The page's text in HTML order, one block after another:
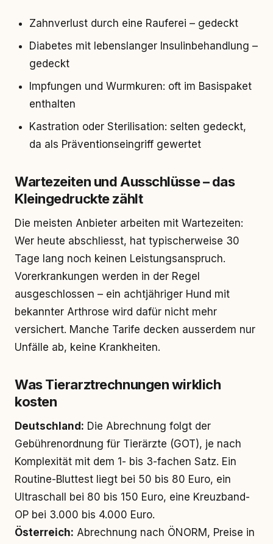
Zahnverlust durch eine Rauferei – gedeckt
Diabetes mit lebenslanger Insulinbehandlung –
gedeckt
Impfungen und Wurmkuren: oft im Basispaket
enthalten
Kastration oder Sterilisation: selten gedeckt,
da als Präventionseingriff gewertet
Wartezeiten und Ausschlüsse – das
Kleingedruckte zählt
Die meisten Anbieter arbeiten mit Wartezeiten:
Wer heute abschliesst, hat typischerweise 30
Tage lang noch keinen Leistungsanspruch.
Vorerkrankungen werden in der Regel
ausgeschlossen – ein achtjähriger Hund mit
bekannter Arthrose wird dafür nicht mehr
versichert. Manche Tarife decken ausserdem nur
Unfälle ab, keine Krankheiten.
Was Tierarztrechnungen wirklich
kosten
Deutschland: Die Abrechnung folgt der
Gebührenordnung für Tierärzte (GOT), je nach
Komplexität mit dem 1- bis 3-fachen Satz. Ein
Routine-Bluttest liegt bei 50 bis 80 Euro, ein
Ultraschall bei 80 bis 150 Euro, eine Kreuzband-
OP bei 3.000 bis 4.000 Euro.
Österreich: Abrechnung nach ÖNORM, Preise in